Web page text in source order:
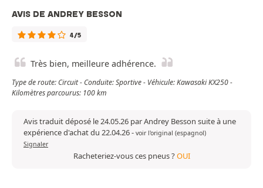
AVIS DE ANDREY BESSON
4/5
Très bien, meilleure adhérence.
Type de route: Circuit - Conduite: Sportive - Véhicule: Kawasaki KX250 -
Kilomètres parcourus: 100 km
Avis traduit déposé le 24.05.26 par Andrey Besson suite à une
expérience d'achat du 22.04.26- voir l'original (espagnol)
Signaler
Racheteriez-vous ces pneus ?OUI